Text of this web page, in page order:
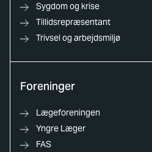
Sygdom og krise
Tillidsrepræsentant
Trivsel og arbejdsmiljø
Foreninger
Lægeforeningen
Yngre Læger
FAS